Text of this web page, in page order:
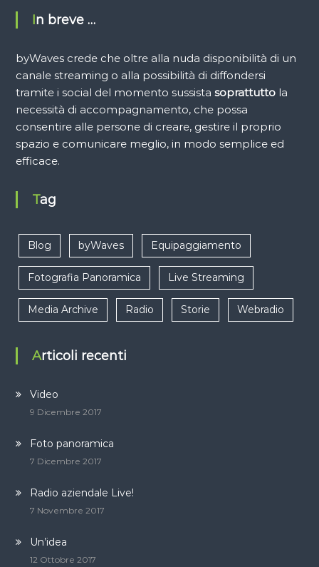
In breve …
byWaves crede che oltre alla nuda disponibilità di un
canale streaming o alla possibilità di diffondersi
tramite i social del momento sussista soprattuttola
necessità di accompagnamento, che possa
consentire alle persone di creare, gestire il proprio
spazio e comunicare meglio, in modo semplice ed
efficace.
Tag
Blog byWaves Equipaggiamento
Fotografia Panoramica Live Streaming
Media Archive Radio Storie Webradio
Articoli recenti
Video
9 Dicembre 2017
Foto panoramica
7 Dicembre 2017
Radio aziendale Live!
7 Novembre 2017
Un’idea
12 Ottobre 2017